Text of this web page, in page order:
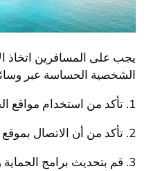
يجب على المسافرين اتخاذ
الشخصية الحساسة عبر
1. تأكد من استخدام مواقع الحجز الرسمية والموثوقة للفنادق وتجنب التعامل مع مواقع غير معروفة أو غير موثوقة.
2. تأكد من أن الاتصال بموقع الحجز مشفر وآمن لحماية معلوماتك الشخصية والمالية.
3. قم بتحديث برامج الحماية والمضادة للفيروسات على جهازك قبل إجراء عملية الحجز لضمان أمان بياناتك.